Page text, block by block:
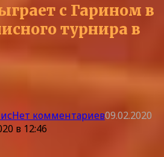
с Гарином в
турнира в
Нет комментариев09.02.2020
в 12:46